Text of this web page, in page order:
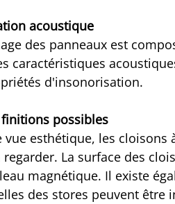
acoustique
des panneaux est
caractéristiques
d'insonorisation.
possibles
vue esthétique, les
regarder. La surface des
magnétique. Il existe
des stores peuvent